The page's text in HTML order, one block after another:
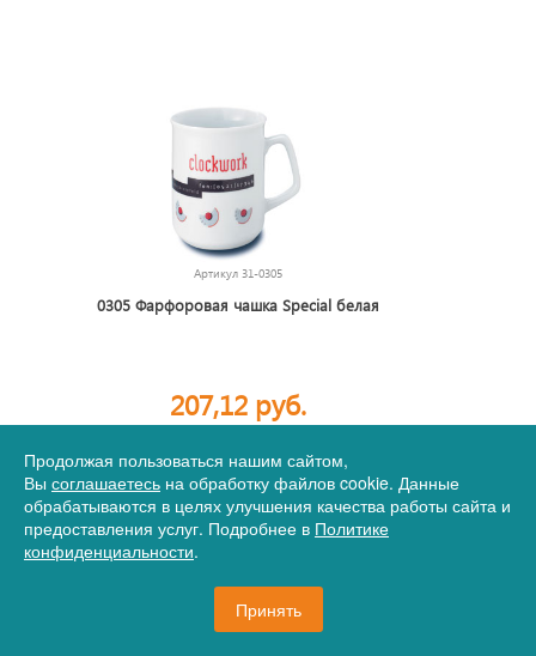
Артикул 31-0305
0305 Фарфоровая чашка Special белая
207,12 руб.
32 шт. В корзину
Продолжая пользоваться нашим сайтом,
Вы соглашаетесь на обработку файлов cookie. Данные
обрабатываются в целях улучшения качества работы сайта и
предоставления услуг. Подробнее в Политике
конфиденциальности.
Принять